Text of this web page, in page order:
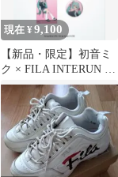
現在 ¥9,100
【新品・限定】初音ミ
ク × FILA INTERUN v2
SNKRDUNK限定